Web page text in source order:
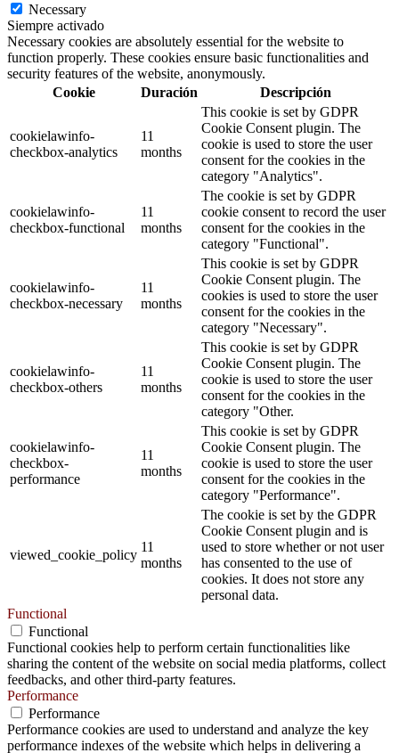
Necessary
Siempre activado
Necessary cookies are absolutely essential for the website to
function properly. These cookies ensure basic functionalities and
security features of the website, anonymously.
Cookie
Duración Descripción
cookielawinfo-
checkbox-analytics
11
months
This cookie is set by GDPR
Cookie Consent plugin. The
cookie is used to store the user
consent for the cookies in the
category "Analytics".
cookielawinfo-
checkbox-functional
11
months
The cookie is set by GDPR
cookie consent to record the user
consent for the cookies in the
category "Functional".
cookielawinfo-
checkbox-necessary
11
months
This cookie is set by GDPR
Cookie Consent plugin. The
cookies is used to store the user
consent for the cookies in the
category "Necessary".
cookielawinfo-
checkbox-others
11
months
This cookie is set by GDPR
Cookie Consent plugin. The
cookie is used to store the user
consent for the cookies in the
category "Other.
cookielawinfo-
checkbox-
performance
11
months
This cookie is set by GDPR
Cookie Consent plugin. The
cookie is used to store the user
consent for the cookies in the
category "Performance".
viewed_cookie_policy
11
months
The cookie is set by the GDPR
Cookie Consent plugin and is
used to store whether or not user
has consented to the use of
cookies. It does not store any
personal data.
Functional
Functional
Functional cookies help to perform certain functionalities like
sharing the content of the website on social media platforms, collect
feedbacks, and other third-party features.
Performance
Performance
Performance cookies are used to understand and analyze the key
performance indexes of the website which helps in delivering a